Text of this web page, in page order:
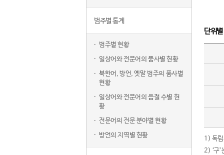
범주별 통계
범주별 현황
일상어와 전문어의 품사별 현황
북한어, 방언, 옛말 범주의 품사별
현황
일상어와 전문어의 음절 수별 현
황
전문어의 전문 분야별 현황
방언의 지역별 현황
단위
1) 독립
2) ‘구